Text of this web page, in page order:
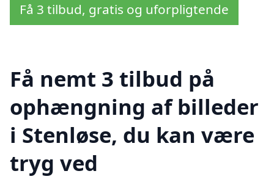
Få 3 tilbud, gratis og uforpligtende
Få nemt 3 tilbud på
ophængning af billeder
i Stenløse, du kan være
tryg ved